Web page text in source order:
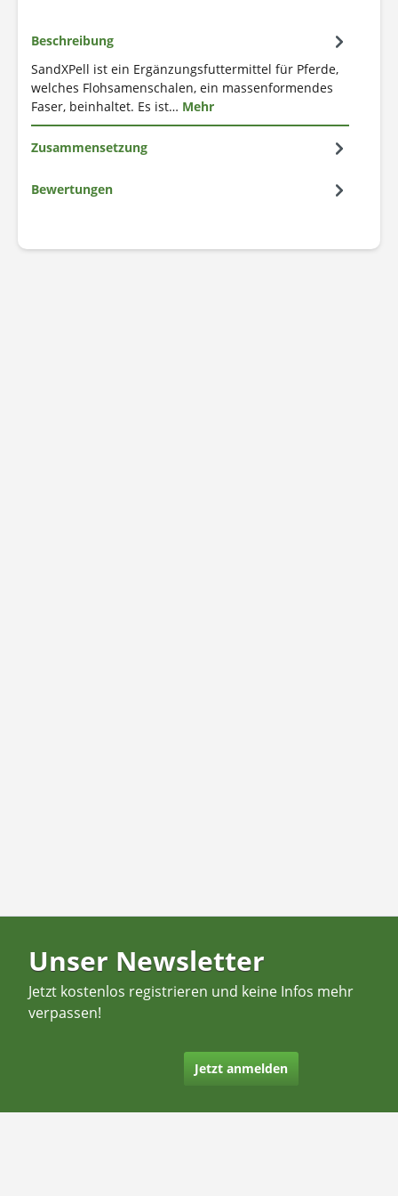
Beschreibung
SandXPell ist ein Ergänzungsfuttermittel für Pferde,
welches Flohsamenschalen, ein massenformendes
Faser, beinhaltet. Es ist… Mehr
Zusammensetzung
Bewertungen
Unser Newsletter
Jetzt kostenlos registrieren und keine Infos mehr
verpassen!
Jetzt anmelden